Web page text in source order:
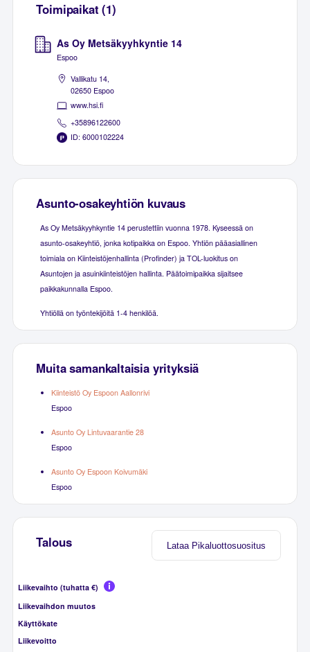
Toimipaikat (1)
As Oy Metsäkyyhkyntie 14
Espoo
Vallikatu 14,
02650 Espoo
www.hsi.fi
+35896122600
ID: 6000102224
Asunto-osakeyhtiön kuvaus
As Oy Metsäkyyhkyntie 14 perustettiin vuonna 1978. Kyseessä on
asunto-osakeyhtiö, jonka kotipaikka on Espoo. Yhtiön pääasiallinen
toimiala on Kiinteistöjenhallinta (Profinder) ja TOL-luokitus on
Asuntojen ja asuinkiinteistöjen hallinta. Päätoimipaikka sijaitsee
paikkakunnalla Espoo.
Yhtiöllä on työntekijöitä 1-4 henkilöä.
Muita samankaltaisia yrityksiä
Kiinteistö Oy Espoon Aallonrivi
Espoo
Asunto Oy Lintuvaarantie 28
Espoo
Asunto Oy Espoon Koivumäki
Espoo
Lataa Pikaluottosuositus
Talous
Liikevaihto (tuhatta €)
Liikevaihdon muutos
Käyttökate
Liikevoitto